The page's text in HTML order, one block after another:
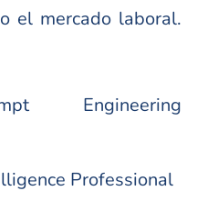
el mercado laboral.
Engineering
Professional